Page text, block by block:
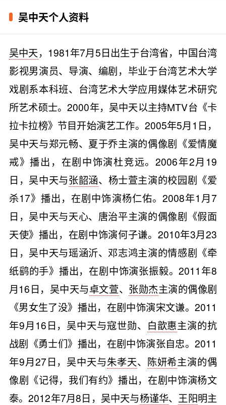
吴中天个人资料
吴中天，1981年7月5日出生于台湾省，中国台湾
影视男演员、导演、编剧，毕业于台湾艺术大学
戏剧系本科班、台湾艺术大学应用媒体艺术研究
所艺术硕士。2000年，吴中天以主持MTV台《卡
拉卡拉榜》节目开始演艺工作。2005年5月1日，
吴中天与郑元畅、夏于乔主演的偶像剧《爱情魔
戒》播出，在剧中饰演杜竞远。2006年2月19
日，吴中天与张韶涵、杨士萱主演的校园剧《爱
杀17》播出，在剧中饰演杨仁佑。2008年1月7
日，吴中天与天心、唐治平主演的偶像剧《假面
天使》播出，在剧中饰演何子谦。2010年3月23
日，吴中天与瑶涵沂、邓志鸿主演的情感剧《牵
纸鹞的手》播出，在剧中饰演张振毅。2011年8
月16日，吴中天与卓文萱、 张勋杰主演的偶像剧
《男女生了没》播出，在剧中饰演宋文谦。2011
年9月16日，吴中天与寇世勋、 白歆惠主演的抗
战剧《勇士们》播出，在剧中饰演张自忠。2011
年9月27日，吴中天与朱孝天、 陈妍希主演的偶
像剧《记得，我们有约》播出，在剧中饰演杨文
泰。2012年7月8日，吴中天与杨谨华、 王阳明主